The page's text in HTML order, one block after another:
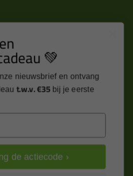
deals rechtstreeks in je
💚
nieuwsbrief en ontvang
t.w.v. €35 bij je eerste
de actiecode ›